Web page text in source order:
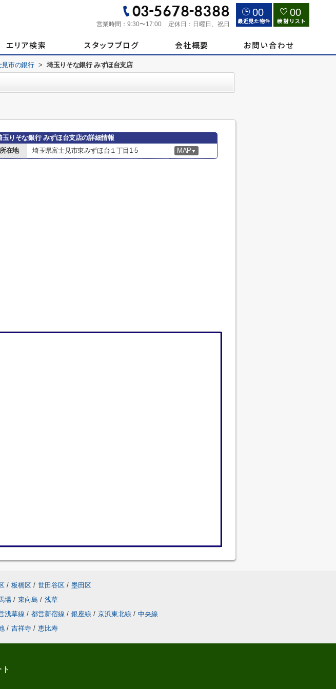
営業時間： 9:30〜17:00 定休日： 日曜日、祝日
00 00
見市の銀行 > 埼玉りそな銀行 みずほ台支店
玉りそな銀行 みずほ台支店の詳細情報
所在地
埼玉県富士見市東みずほ台１丁目1-5 MAP ▼
/ 板橋区 / 世田谷区 / 墨田区
場 / 東向島 / 浅草
浅草線 / 都営新宿線 / 銀座線 / 京浜東北線 / 中央線
/ 吉祥寺 / 恵比寿